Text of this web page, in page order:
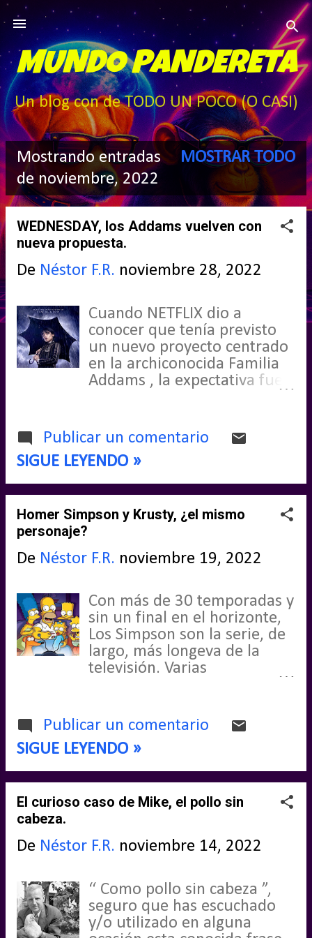
Ir al contenido principal
MUNDO PANDERETA
Un blog con de TODO UN POCO (O CASI)
E
n
a
d
a
Mostrando entradas
de noviembre, 2022
MOSTRAR TODO
WEDNESDAY, los Addams vuelven con
nueva propuesta.
De Néstor F.R. noviembre 28, 2022
Cuando NETFLIX dio a
conocer que tenía previsto
un nuevo proyecto centrado
en la archiconocida Familia
Addams , la expectativa fue
principales directores sería
Tim Burton . Su fecha de
estreno fue a finales de
noviembre de 2022 y hoy
puedo permitirme traer esta
recomendación de series
Publicar un comentario
SIGUE LEYENDO »
Homer Simpson y Krusty, ¿el mismo
personaje?
De Néstor F.R. noviembre 19, 2022
Con más de 30 temporadas y
sin un final en el horizonte,
Los Simpson son la serie, de
largo, más longeva de la
televisión. Varias
que recordamos infinidad de
gags y momentos que
forman parte ya de la
cultura popular. Pero incluso
con más de 30 años de
emisión, los Simpson siguen
sobre sus orígenes.
Publicar un comentario
SIGUE LEYENDO »
El curioso caso de Mike, el pollo sin
cabeza.
De Néstor F.R. noviembre 14, 2022
“ Como pollo sin cabeza ”,
seguro que has escuchado
y/o utilizado en alguna